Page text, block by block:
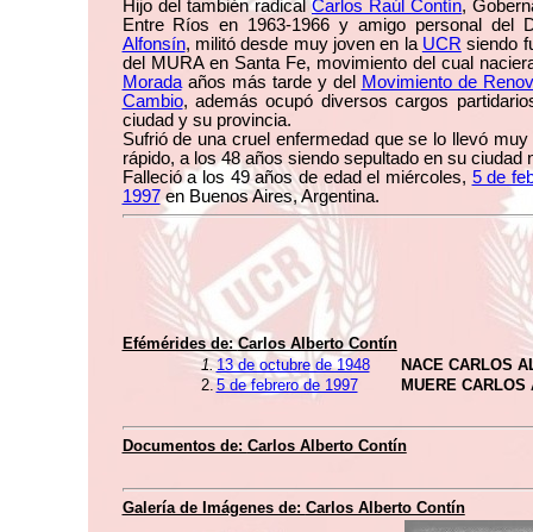
Hijo del también radical Carlos Raúl Contín,
Entre Ríos en 1963-1966 y amigo personal del
Alfonsín, militó desde muy joven en la UCR siendo
del MURA en Santa Fe, movimiento del cual
Moradaaños más tarde y del
Movimiento de
Cambio, además ocupó diversos cargos
ciudad y su provincia.
Sufrió de una cruel enfermedad que se lo llevó
rápido, a los 48 años siendo sepultado en su ciudad
Falleció a los 49 años de edad el miércoles, 5 de
1997en Buenos Aires, Argentina.
Efémérides de:Carlos Alberto Contín
1.13 de octubre de 1948
NACE CARLOS
2.5 de febrero de 1997 MUERE CARLOS
Documentos de: Carlos Alberto Contín
Galería de Imágenes de: Carlos Alberto Contín